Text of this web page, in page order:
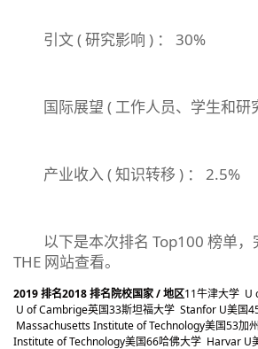
引文 ( 研究影响 ) ： 30%
国际展望 ( 工作人员、学生和研
产业收入 ( 知识转移 ) ： 2.5%
以下是本次排名 Top100 榜单，
THE 网站查看。
2019排名2018排名院校国家 / 地区11牛津大学 U
U of Cambrige英国33斯坦福大学 Stanfor U美国4
Massachusetts Institute of Technology美国53加
Institute of Technology美国66哈佛大学 Harvar U